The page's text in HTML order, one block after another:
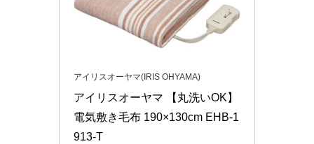
アイリスオーヤマ(IRIS OHYAMA)
アイリスオーヤマ 【丸洗いOK】
電気敷き毛布 190×130cm EHB-1
913-T